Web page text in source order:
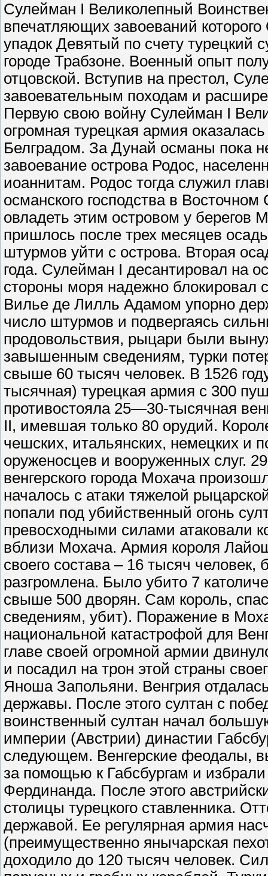
Сулейман I Великолепный
впечатляющих завоеваний
упадок Девятый по счету турецкий
городе Трабзоне. Военный опыт
отцовской. Вступив на престол,
завоевательным походам и
Первую свою войну Сулейман I
огромная турецкая армия
Белградом. За Дунай османы пока
завоевание острова Родос,
иоаннитам. Родос тогда служил
османского господства в
овладеть этим островом у берегов
пришлось после трех месяцев
штурмов уйти с острова. Вторая
года. Сулейман I десантировал на
стороны моря надежно
Вилье де Лилль Адамом упорно
число штурмов и подвергаясь
продовольствия, рыцари были
завышенным сведениям, турки
свыше 60 тысяч человек. В 1526
тысячная) турецкая армия с 300
противостояла 25—30-тысячная
II, имевшая только 80 орудий.
чешских, итальянских, немецких и
оруженосцев и вооруженных слуг.
венгерского города Мохача
началось с атаки тяжелой
попали под убийственный огонь
превосходными силами атаковали
вблизи Мохача. Армия короля
своего состава – 16 тысяч
разгромлена. Было убито 7
свыше 500 дворян. Сам король,
сведениям, убит). Поражение в
национальной катастрофой для
главе своей огромной армии
и посадил на трон этой страны
Яноша Запольяни. Венгрия
державы. После этого султан с
воинственный султан начал
империи (Австрии) династии
следующем. Венгерские феодалы,
за помощью к Габсбургам и избрали
Фердинанда. После этого
столицы турецкого ставленника.
державой. Ее регулярная армия
(преимущественно янычарская
доходило до 120 тысяч человек.